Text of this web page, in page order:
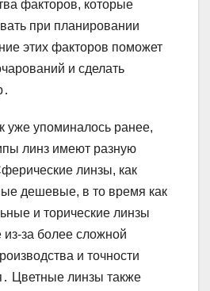
факторов, которые
при планировании
этих факторов поможет
и сделать
уже упоминалось ранее,
линз имеют разную
линзы, как
дешевые, в то время как
и торические линзы
из-за более сложной
и точности
Цветные линзы также